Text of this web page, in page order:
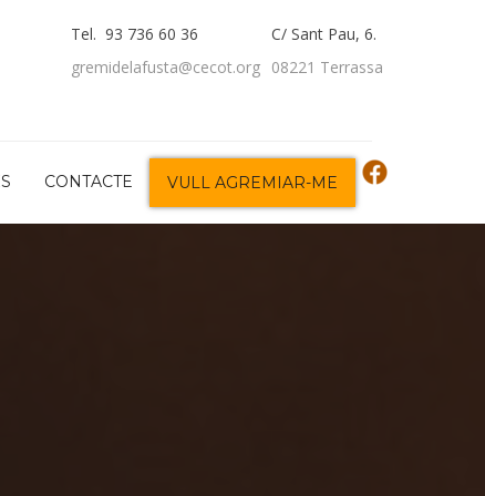
C/ Sant Pau, 6.
08221 Terrassa
Tel. 93 736 60 36
gremidelafusta@cecot.org
CONTACTE VULL AGREMIAR-ME